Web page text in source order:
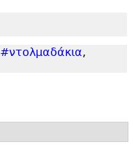
#ντολμαδάκια,